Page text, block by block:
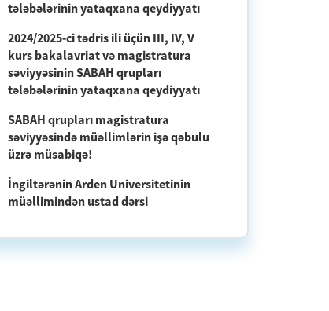
tələbələrinin yataqxana qeydiyyatı
2024/2025-ci tədris ili üçün III, IV, V
kurs bakalavriat və magistratura
səviyyəsinin SABAH qrupları
tələbələrinin yataqxana qeydiyyatı
SABAH qrupları magistratura
səviyyəsində müəllimlərin işə qəbulu
üzrə müsabiqə!
İngiltərənin Arden Universitetinin
müəllimindən ustad dərsi